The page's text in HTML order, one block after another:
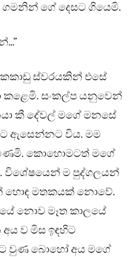
ගමනින් ගේ දෙසට ගියෙමි.
ස්වරයකින් එසේ
සංකල්ප යනුවෙන්
කී දේවල් මගේ මනසේ
ඇසෙන්නට විය. මම
කොහොමටත් මගේ
විශේෂයෙන් ම පුද්ගලයන්
හොඳ මතකයක් නොවේ.
නොව මෑත කාලයේ
ව මිස ඉඳහිට
වුණ බොහෝ අය මගේ